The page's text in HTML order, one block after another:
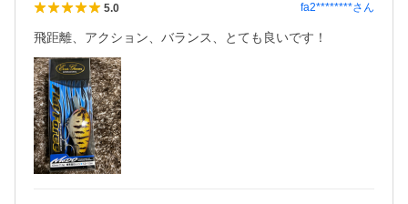
5.0 fa2********さん
飛距離、アクション、バランス、とても良いです！